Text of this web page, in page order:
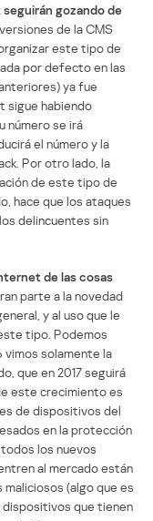
gozando de
de la CMS
este tipo de
por defecto en las
ya fue
sigue habiendo
número se irá
el número y la
Por otro lado, la
de este tipo de
hace que los ataques
delincuentes sin
de las cosas
parte a la novedad
y al uso que le
tipo. Podemos
vimos solamente la
que en 2017 seguirá
este crecimiento es
de dispositivos del
en la protección
los nuevos
al mercado están
(algo que es
dispositivos que tienen